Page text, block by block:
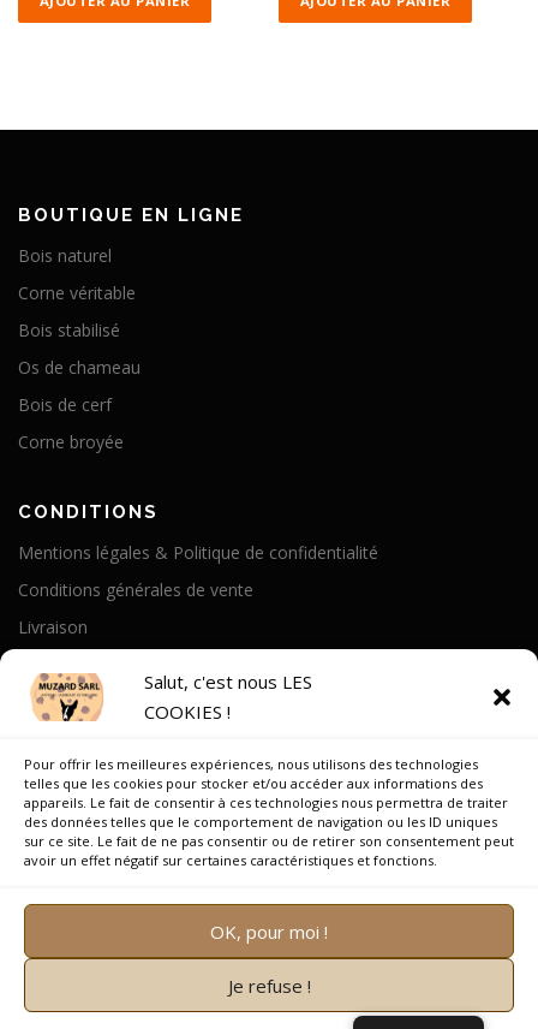
Salut, c'est nous LES
COOKIES !
Pour offrir les meilleures expériences, nous utilisons des technologies
telles que les cookies pour stocker et/ou accéder aux informations des
appareils. Le fait de consentir à ces technologies nous permettra de traiter
des données telles que le comportement de navigation ou les ID uniques
sur ce site. Le fait de ne pas consentir ou de retirer son consentement peut
avoir un effet négatif sur certaines caractéristiques et fonctions.
OK, pour moi !
Je refuse !
BOUTIQUE EN LIGNE
Bois naturel
Corne véritable
Bois stabilisé
Os de chameau
Bois de cerf
Corne broyée
CONDITIONS
Mentions légales & Politique de confidentialité
Conditions générales de vente
Livraison
Notre Histoire
On parle de nous
Recrutement
Copyright © 2026 Muzard SARL